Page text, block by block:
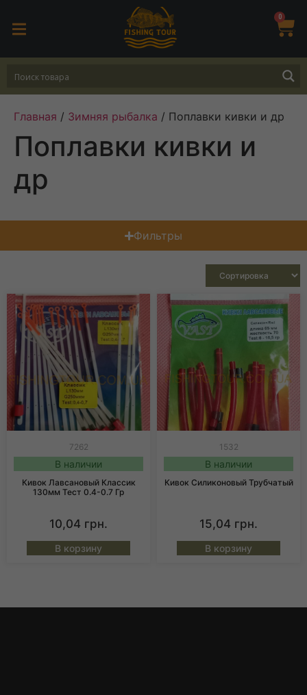
0
Главная / Зимняя рыбалка / Поплавки кивки и др
Поплавки кивки и
др
Фильтры
7262
В наличии
Кивок Лавсановый Классик
130мм Тест 0.4-0.7 Гр
10,04 грн.
В корзину
1532
В наличии
Кивок Силиконовый Трубчатый
15,04 грн.
В корзину